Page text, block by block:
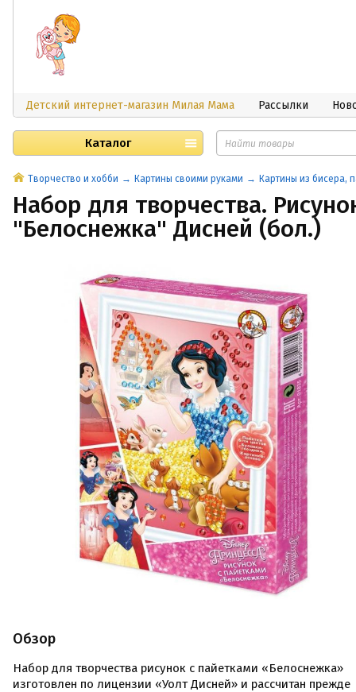
Детский интернет-магазин Милая Мама Рассылки
Каталог
Творчество и хобби Картины своими руками Картины из бисера,
Набор для творчества.
"Белоснежка" Дисней (бол.)
Обзор
Набор для творчества рисунок с пайетками «Белоснежка»
изготовлен по лицензии «Уолт Дисней» и рассчитан прежде